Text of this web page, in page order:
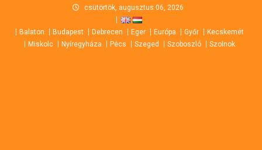
content
csütörtök, augusztus 06, 2026
Balaton Budapest Debrecen Eger Európa Győr
Kecskemét
Miskolc
Nyíregyháza Pécs Szeged Szoboszló Szolnok